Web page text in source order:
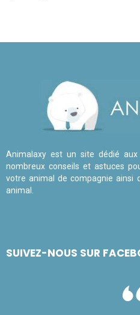
Animalaxy est un site dédié
nombreux conseils et astuces
votre animal de compagnie ainsi
animal.
SUIVEZ-NOUS SUR